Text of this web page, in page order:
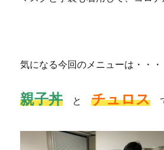
気になる今回のメニューは・・・
親子丼 とチュロス